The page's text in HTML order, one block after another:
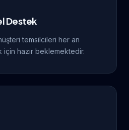
Destek
temsilcileri her an
için hazır beklemektedir.